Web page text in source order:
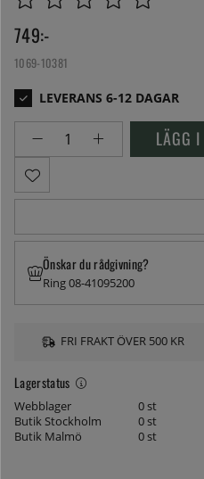
749:-
1069-10381
LÄGG
Lagerstatus
Webblager
0 st
Butik Stockholm
0 st
Butik Malmö
0 st
Önskar du rådgivning?
Ring 08-41095200
FRI FRAKT ÖVER 500 KR